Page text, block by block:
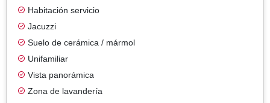
Habitación servicio
Jacuzzi
Suelo de cerámica / mármol
Unifamiliar
Vista panorámica
Zona de lavandería